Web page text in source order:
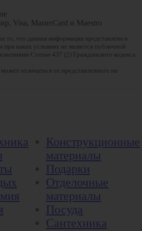
Visa, MasterCard и Maestro
что данная информация представлена в
при каких условиях не является публичной
Статьи 437 (2) Гражданского кодекса
отличаться от представленного на
Конструкционные
материалы
Подарки
Отделочные
материалы
Посуда
Сантехника